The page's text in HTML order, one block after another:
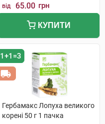
від 65.00 грн
КУПИТИ
1+1=3
Гербамакс Лопуха великого
корені 50 г 1 пачка